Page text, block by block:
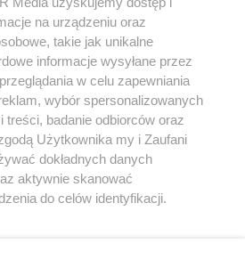
w serwisie nie może być powielany i
rozpowszechniany w jakikolwiek sposób
lub mechaniczny) na jakimkolwiek polu
formie, włącznie z umieszczaniem w
właściciela praw. Jakiekolwiek użycie
w całości lub w części z naruszeniem
na urządzeniu oraz
takie jak unikalne
informacje wysyłane przez
w celu zapewniania
wybór spersonalizowanych
treści, badanie odbiorców oraz
Użytkownika my i Zaufani
dokładnych danych
aktywnie skanować
do celów identyfikacji.